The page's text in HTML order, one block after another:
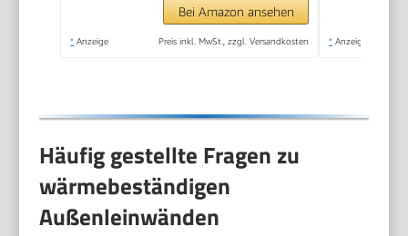
Grad-
Betrachtungswinkel
Tagungsraum
Bei Amazon ansehen
* Anzeige Preis inkl. MwSt., zzgl. Versandkosten * Anzeige
Häufig gestellte Fragen zu
wärmebeständigen
Außenleinwänden